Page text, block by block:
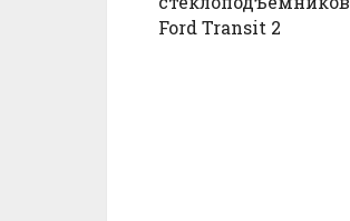
Ford Transit 2